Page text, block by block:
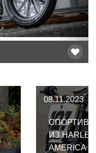
08.11.2023
ИЗ
AMERICA